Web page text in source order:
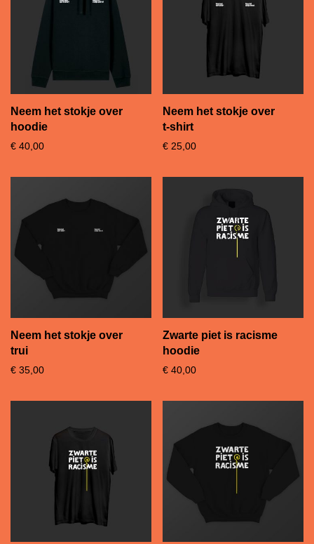
Neem het stokje over
hoodie
€ 40,00
Neem het stokje over
t-shirt
€ 25,00
Neem het stokje over
trui
€ 35,00
Zwarte piet is racisme
hoodie
€ 40,00